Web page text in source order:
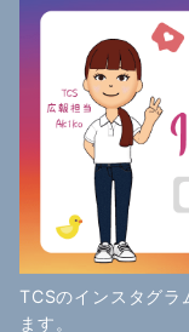
TCSのインスタグ
ます。